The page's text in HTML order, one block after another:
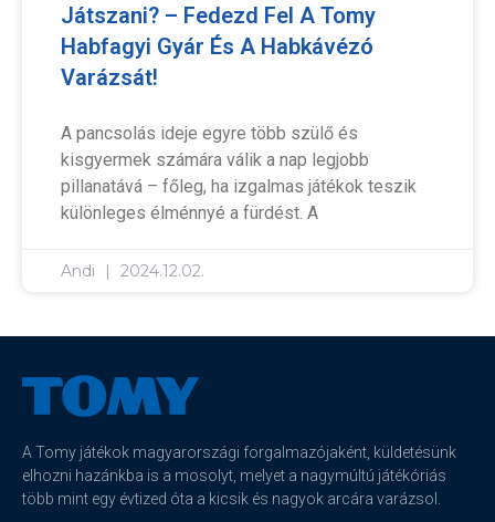
Játszani? – Fedezd Fel A Tomy
Habfagyi Gyár És A Habkávézó
Varázsát!
A pancsolás ideje egyre több szülő és
kisgyermek számára válik a nap legjobb
pillanatává – főleg, ha izgalmas játékok teszik
különleges élménnyé a fürdést. A
Andi 2024.12.02.
A Tomy játékok magyarországi forgalmazójaként, küldetésünk
elhozni hazánkba is a mosolyt, melyet a nagymúltú játékóriás
több mint egy évtized óta a kicsik és nagyok arcára varázsol.